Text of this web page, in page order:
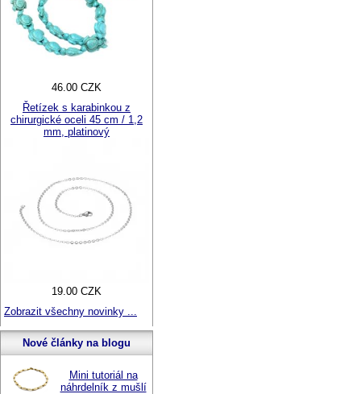
46.00 CZK
Řetízek s karabinkou z
chirurgické oceli 45 cm / 1,2
mm, platinový
19.00 CZK
Zobrazit všechny novinky ...
Nové články na blogu
Mini tutoriál na
náhrdelník z mušlí